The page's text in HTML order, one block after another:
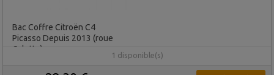
Bac Coffre Citroën C4
Picasso Depuis 2013 (roue
Galette)
1 disponible(s)